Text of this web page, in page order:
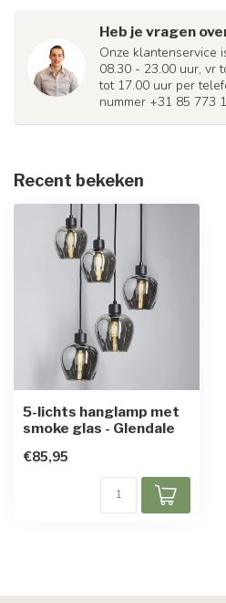
Heb je vragen
Onze klantenservice
08.30 - 23.00 uur, vr
tot 17.00 uur per
nummer +31 85 773
Recent bekeken
5-lichts hanglamp met
smoke glas - Glendale
€85,95